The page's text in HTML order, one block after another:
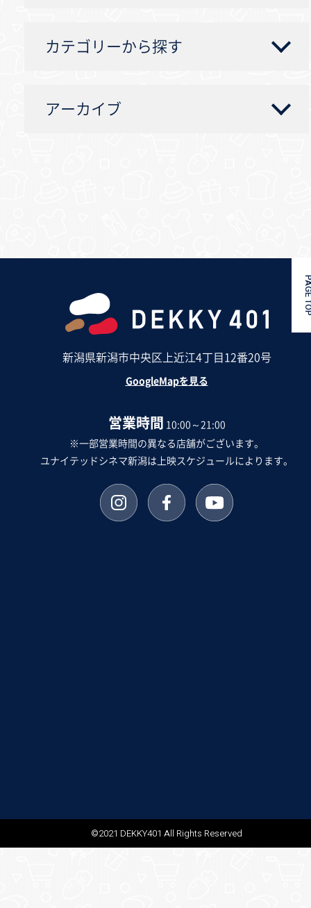
カテゴリーから探す
アーカイブ
新潟県新潟市中央区上近江4丁目12番20号
GoogleMapを見る
営業時間 10:00～21:00
※一部営業時間の異なる店舗がございます。
ユナイテッドシネマ新潟は上映スケジュールによります。
©2021 DEKKY401 All Rights Reserved